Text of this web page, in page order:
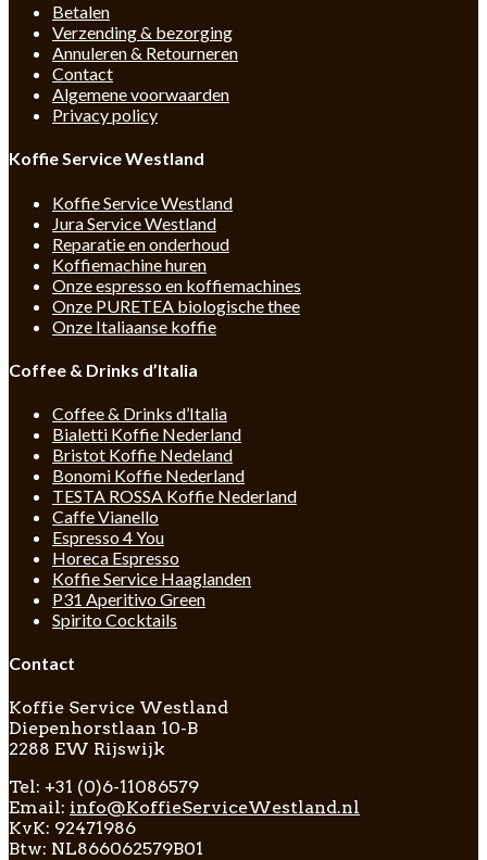
Betalen
Verzending & bezorging
Annuleren & Retourneren
Contact
Algemene voorwaarden
Privacy policy
Koffie Service Westland
Koffie Service Westland
Jura Service Westland
Reparatie en onderhoud
Koffiemachine huren
Onze espresso en koffiemachines
Onze PURETEA biologische thee
Onze Italiaanse koffie
Coffee & Drinks d’Italia
Coffee & Drinks d’Italia
Bialetti Koffie Nederland
Bristot Koffie Nedeland
Bonomi Koffie Nederland
TESTA ROSSA Koffie Nederland
Caffe Vianello
Espresso 4 You
Horeca Espresso
Koffie Service Haaglanden
P31 Aperitivo Green
Spirito Cocktails
Contact
Koffie Service Westland
Diepenhorstlaan 10-B
2288 EW Rijswijk
Tel: +31 (0)6-11086579
Email: info@KoffieServiceWestland.nl
KvK: 92471986
Btw: NL866062579B01